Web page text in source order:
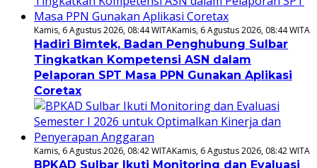
Kamis, 6 Agustus 2026, 08:44 WITAKamis, 6 Agustus 2026, 08:44 WITA
Hadiri Bimtek, Badan Penghubung Sulbar
Tingkatkan Kompetensi ASN dalam
Pelaporan SPT Masa PPN Gunakan Aplikasi
Coretax
Kamis, 6 Agustus 2026, 08:42 WITAKamis, 6 Agustus 2026, 08:42 WITA
BPKAD Sulbar Ikuti Monitoring dan Evaluasi